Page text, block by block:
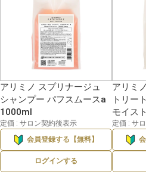
アリミノ スプリナージュ
シャンプー パフスムースa
1000ml
定価 : サロン契約後表示
会員登録する【無料】
ログインする
アリミ
トリー
モイス
定価 : サ